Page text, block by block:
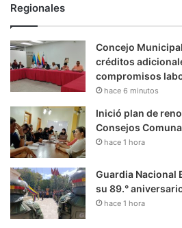
Regionales
Concejo
créditos
compromisos
hace 6 minutos
Inició plan de
Consejos
hace 1 hora
Guardia Nacional
su 89.°
hace 1 hora